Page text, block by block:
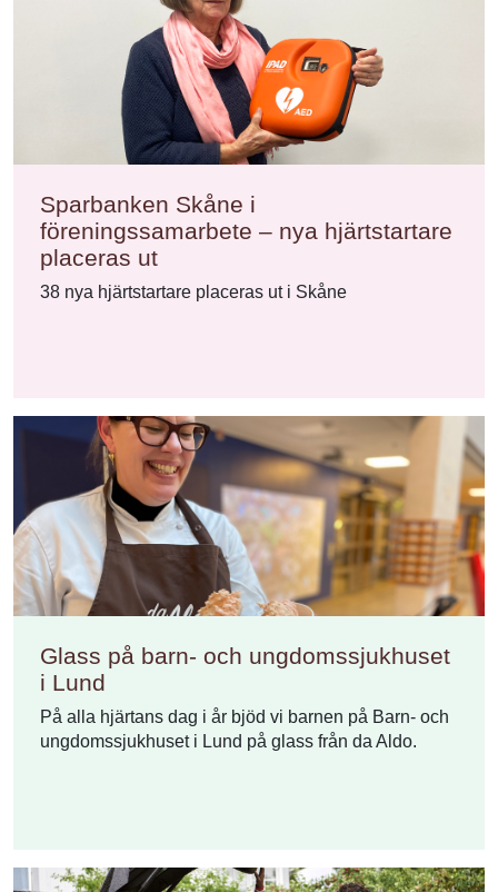
Sparbanken Skåne i
föreningssamarbete – nya hjärtstartare
placeras ut
38 nya hjärtstartare placeras ut i Skåne
Glass på barn- och ungdomssjukhuset
i Lund
På alla hjärtans dag i år bjöd vi barnen på Barn- och
ungdomssjukhuset i Lund på glass från da Aldo.